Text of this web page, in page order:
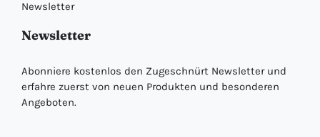
Newsletter
Newsletter
Abonniere kostenlos den Zugeschnürt Newsletter und
erfahre zuerst von neuen Produkten und besonderen
Angeboten.